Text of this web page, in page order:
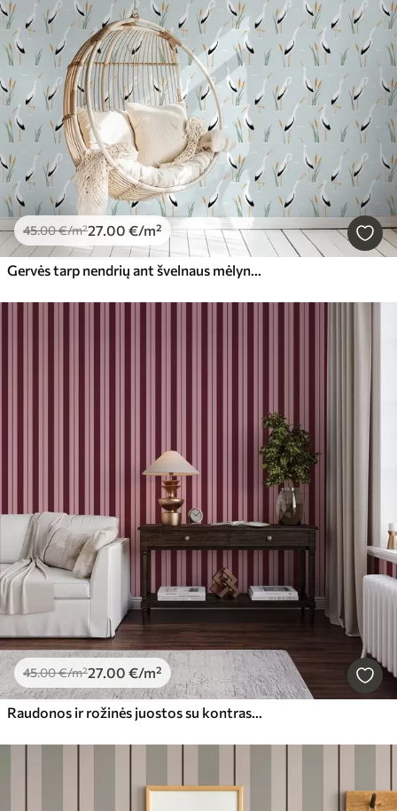
45.00€/m²27.00 €/m²
Gervės tarp nendrių ant švelnaus mėlyno fono
45.00€/m²27.00 €/m²
Raudonos ir rožinės juostos su kontrastingomis linijomis